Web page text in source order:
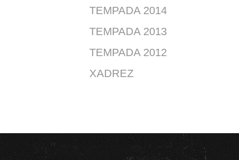
TEMPADA 2014
TEMPADA 2013
TEMPADA 2012
XADREZ